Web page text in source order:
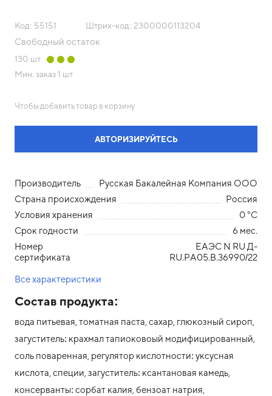
Код: 55151 Штрих-код: 2300000113204
Свободный остаток
130 шт
Мин. заказ 1 шт
Чтобы добавить товар в корзину
АВТОРИЗИРУЙТЕСЬ
Производитель
Русская Бакалейная Компания ООО
Страна происхождения
Россия
Условия хранения
0 °С
Срок годности
6 мес.
Номер
сертификата
ЕАЭС N RU Д-
RU.РА05.В.36990/22
Все характеристики
Состав продукта:
вода питьевая, томатная паста, сахар, глюкозный сироп,
загуститель: крахмал тапиоковоый модифицированный,
соль поваренная, регулятор кислотности: уксусная
кислота, специи, загуститель: ксантановая камедь,
консерванты: сорбат калия, бензоат натрия,